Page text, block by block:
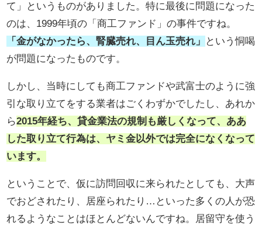
て」というものがありました。特に最後に問題になった
のは、1999年頃の「商工ファンド」の事件ですね。
「金がなかったら、腎臓売れ、目ん玉売れ」
という恫喝
が問題になったものです。
しかし、当時にしても商工ファンドや武富士のように強
引な取り立てをする業者はごくわずかでしたし、あれか
ら2015年経ち、貸金業法の規制も厳しくなって、ああ
した取り立て行為は、ヤミ金以外では完全になくなって
います。
ということで、仮に訪問回収に来られたとしても、大声
でおどされたり、居座られたり…といった多くの人が恐
れるようなことはほとんどないんですね。居留守を使う